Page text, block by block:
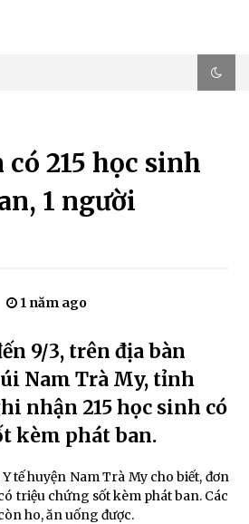
215 học sinh
1 người
1 năm ago
9/3, trên địa bàn
Nam Trà My, tỉnh
nhận 215 học sinh có
kèm phát ban.
tế huyện Nam Trà My cho biết, đơn
triệu chứng sốt kèm phát ban. Các
ho, ăn uống được.